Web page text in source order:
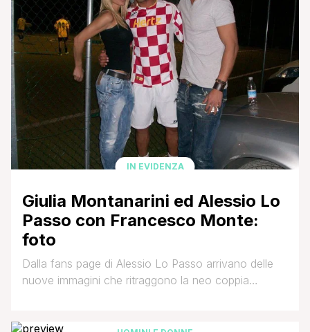
IN EVIDENZA
Giulia Montanarini ed Alessio Lo
Passo con Francesco Monte:
foto
Dalla fans page di Alessio Lo Passo arrivano delle
nuove immagini che ritraggono la neo coppia